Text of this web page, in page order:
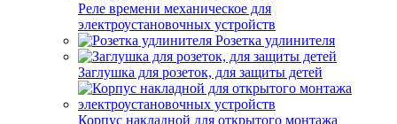
Реле времени механическое для
электроустановочных устройств
Розетка удлинителя
Заглушка для розеток, для защиты детей
Корпус накладной для открытого монтажа